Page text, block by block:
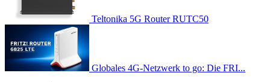
Teltonika 5G Router RUTC50
Globales 4G-Netzwerk to go: Die FRI...